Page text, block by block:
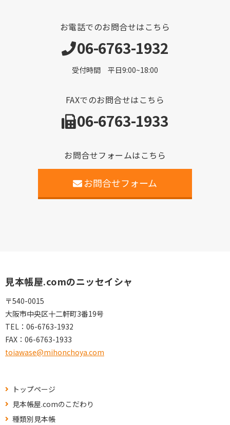
お電話でのお問合せはこちら
06-6763-1932
受付時間 平日9:00~18:00
FAXでのお問合せはこちら
06-6763-1933
お問合せフォームはこちら
お問合せフォーム
見本帳屋.comのニッセイシャ
〒540-0015
大阪市中央区十二軒町3番19号
TEL： 06-6763-1932
FAX： 06-6763-1933
toiawase@mihonchoya.com
トップページ
見本帳屋.comのこだわり
種類別見本帳